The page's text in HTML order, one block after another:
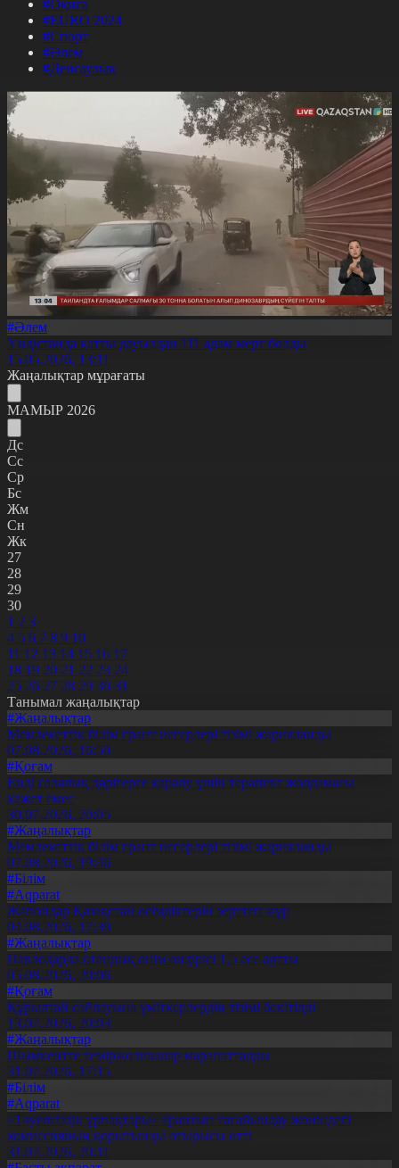
#Оқиға
#EURO 2024
#Спорт
#Әлем
#Денсаулық
#Әлем
Үндістанда қатты дауылдан 111 адам мерт болды
15.05.2026, 13:11
Жаңалықтар мұрағаты
МАМЫР 2026
Дс
Сс
Ср
Бс
Жм
Сн
Жк
27
28
29
30
1 2 3
4 5 6 7 8 9 10
11 12 13 14 15 16 17
18 19 20 21 22 23 24
25 26 27 28 29 30 31
Танымал жаңалықтар
#Жаңалықтар
Мемлекеттік білім грант иегерлері тізімі жарияланды
07.08.2026, 16:50
#Қоғам
Енді салалық дәрігерге қаралу үшін терапевт жолдамасы
қажет емес
30.07.2026, 20:05
#Жаңалықтар
Мемлекеттік білім грант иегерлері тізімі жарияланды
07.08.2026, 19:46
#Білім
#Aqparat
Жапондар Қазақстан өсімдіктерін зерттеп жүр
04.08.2026, 17:30
#Жаңалықтар
Павлодарда отандық өнім өндірісі 1,5 есе артты
05.08.2026, 20:06
#Қоғам
Құрылтай сайлауына үміткерлердің тізімі бекітілді
13.07.2026, 20:03
#Жаңалықтар
Шымкентте теміржолшылар марапатталды
31.07.2026, 17:15
#Білім
#Aqparat
«Тәуелсіздік ұрпақтары» грантын тағайындау жөніндегі
комиссияның қорытынды отырысы өтті
31.07.2026, 20:11